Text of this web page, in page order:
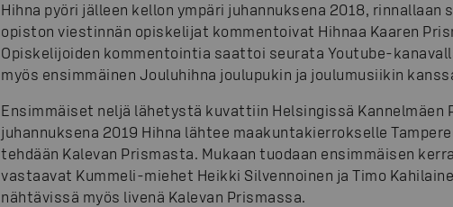
Hihna pyöri jälleen kellon ympäri juhannuksena 2018,
opiston viestinnän opiskelijat kommentoivat Hihnaa Kaaren
Opiskelijoiden kommentointia saattoi seurata Youtube-
myös ensimmäinen Jouluhihna joulupukin ja joulumusiikin
Ensimmäiset neljä lähetystä kuvattiin Helsingissä Kannelmäen
juhannuksena 2019 Hihna lähtee maakuntakierrokselle
tehdään Kalevan Prismasta. Mukaan tuodaan ensimmäisen
vastaavat Kummeli-miehet Heikki Silvennoinen ja Timo
nähtävissä myös livenä Kalevan Prismassa.